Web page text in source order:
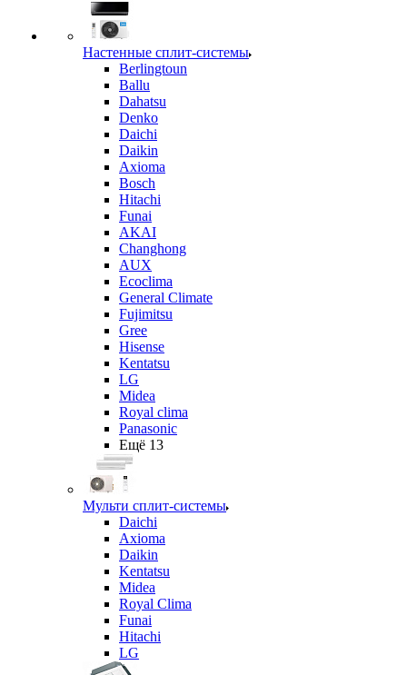
Настенные сплит-системы
Berlingtoun
Ballu
Dahatsu
Denko
Daichi
Daikin
Axioma
Bosch
Hitachi
Funai
AKAI
Changhong
AUX
Ecoclima
General Climate
Fujimitsu
Gree
Hisense
Kentatsu
LG
Midea
Royal clima
Panasonic
Ещё 13
Мульти сплит-системы
Daichi
Axioma
Daikin
Kentatsu
Midea
Royal Clima
Funai
Hitachi
LG